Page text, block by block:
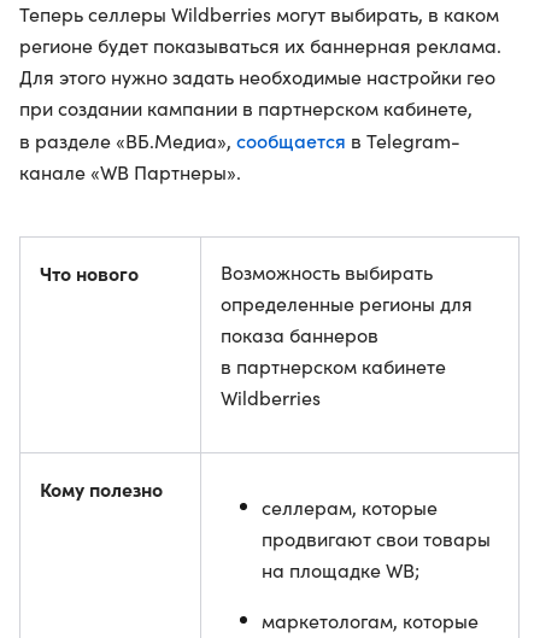
Теперь селлеры Wildberries могут выбирать, в каком
регионе будет показываться их баннерная реклама.
Для этого нужно задать необходимые настройки гео
при создании кампании в партнерском кабинете,
в разделе «ВБ.Медиа», сообщается в Telegram-
канале «WB Партнеры».
Что нового
Возможность выбирать
определенные регионы для
показа баннеров
в партнерском кабинете
Wildberries
Кому полезно
селлерам, которые
продвигают свои товары
на площадке WB;
маркетологам, которые